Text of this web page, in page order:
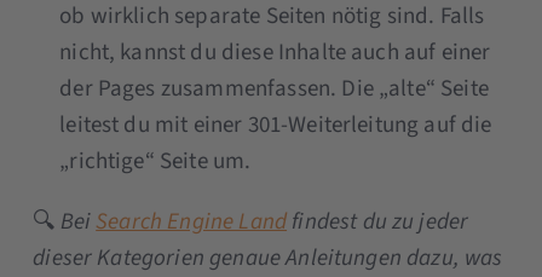
ob wirklich separate Seiten nötig sind. Falls
nicht, kannst du diese Inhalte auch auf einer
der Pages zusammenfassen. Die „alte“ Seite
leitest du mit einer 301-Weiterleitung auf die
„richtige“ Seite um.
🔍 BeiSearch Engine Landfindest du zu jeder
dieser Kategorien genaue Anleitungen dazu, was